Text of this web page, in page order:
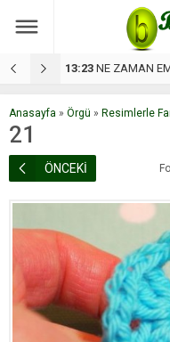
ortaya çıktı 13:23 NE ZAMAN EMEKLİ
Anasayfa » Örgü » Resimlerle
21
ÖNCEKİ